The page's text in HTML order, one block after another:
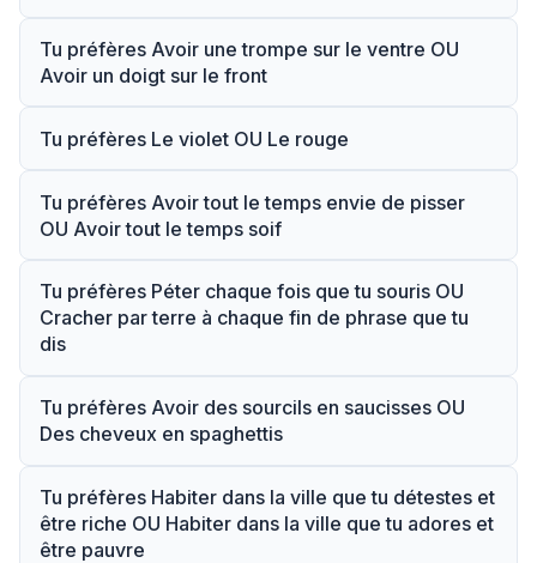
Tu préfères Avoir une trompe sur le ventre OU
Avoir un doigt sur le front
Tu préfères Le violet OU Le rouge
Tu préfères Avoir tout le temps envie de pisser
OU Avoir tout le temps soif
Tu préfères Péter chaque fois que tu souris OU
Cracher par terre à chaque fin de phrase que tu
dis
Tu préfères Avoir des sourcils en saucisses OU
Des cheveux en spaghettis
Tu préfères Habiter dans la ville que tu détestes et
être riche OU Habiter dans la ville que tu adores et
être pauvre